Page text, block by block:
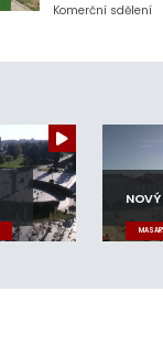
Komerční sdělení